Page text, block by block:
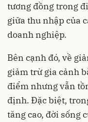
tương đồng trong
giữa thu nhập của
doanh nghiệp.
Bên cạnh đó, về
giảm trừ gia cảnh
điểm nhưng vẫn
định. Đặc biệt,
tăng cao, đời sống